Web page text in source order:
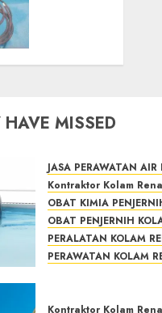
Kolam
MAY 28,
2022
0
JULY 24,
MISSED
JASA PERAWATAN
Kontraktor Kolam
OBAT KIMIA
OBAT PENJERNIH
PERALATAN KOLAM
PERAWATAN KOLAM
Kontraktor Kolam